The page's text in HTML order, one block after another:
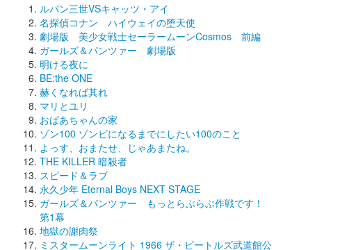
ルパン三世VSキャッツ・アイ
名探偵コナン ハイウェイの堕天使
劇場版 美少女戦士セーラームーンCosmos 前編
ガールズ＆パンツァー 劇場版
明ける夜に
BE:the ONE
赫くなれば其れ
マリとユリ
おばあちゃんの家
ゾン100 ゾンビになるまでにしたい100のこと
よっす、おまたせ、じゃあまたね。
THE KILLER 暗殺者
スピード＆ラブ
永久少年 Eternal Boys NEXT STAGE
ガールズ＆パンツァー もっとらぶらぶ作戦です！
第1幕
地獄の謝肉祭
ミスタームーンライト 1966 ザ・ビートルズ武道館公